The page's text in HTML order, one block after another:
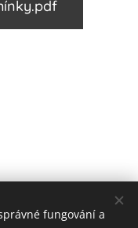
fungování a